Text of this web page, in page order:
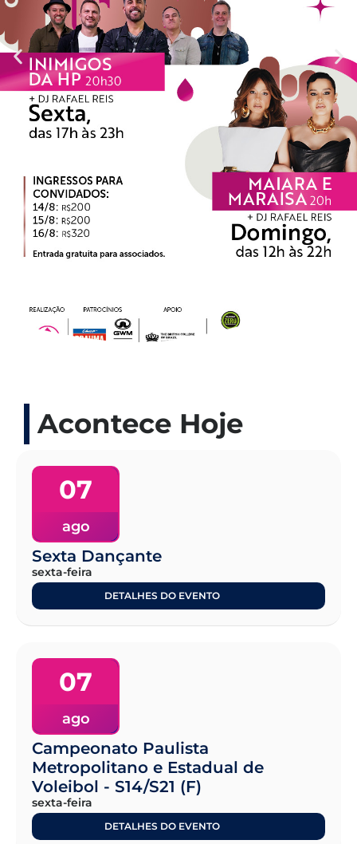
Acontece Hoje
07
ago
Sexta Dançante
sexta-feira
DETALHES DO EVENTO
07
ago
Campeonato Paulista
Metropolitano e Estadual de
Voleibol - S14/S21 (F)
sexta-feira
DETALHES DO EVENTO